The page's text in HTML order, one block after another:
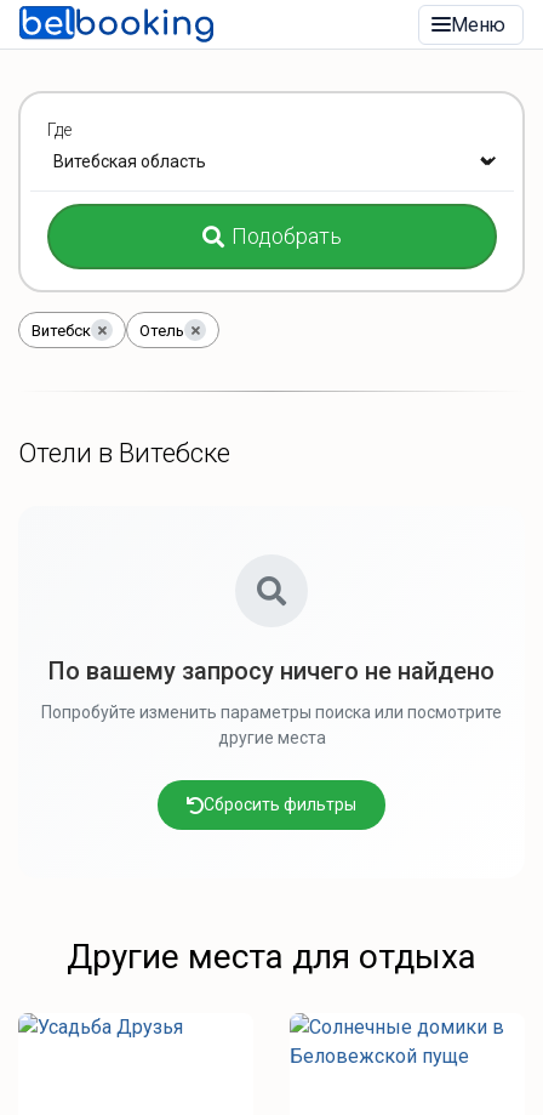
Меню
Где
Подобрать
Витебск Отель
Отели в Витебске
По вашему запросу ничего не найдено
Попробуйте изменить параметры поиска или посмотрите
другие места
Сбросить фильтры
Другие места для отдыха